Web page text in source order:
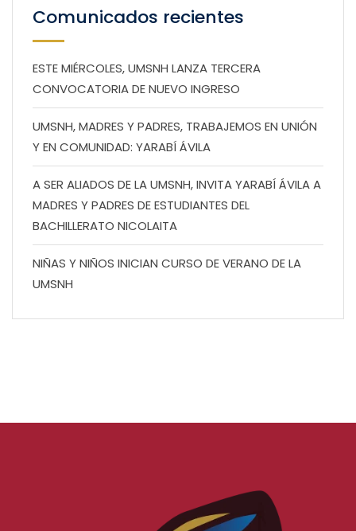
Comunicados recientes
ESTE MIÉRCOLES, UMSNH LANZA TERCERA
CONVOCATORIA DE NUEVO INGRESO
UMSNH, MADRES Y PADRES, TRABAJEMOS EN UNIÓN
Y EN COMUNIDAD: YARABÍ ÁVILA
A SER ALIADOS DE LA UMSNH, INVITA YARABÍ ÁVILA A
MADRES Y PADRES DE ESTUDIANTES DEL
BACHILLERATO NICOLAITA
NIÑAS Y NIÑOS INICIAN CURSO DE VERANO DE LA
UMSNH